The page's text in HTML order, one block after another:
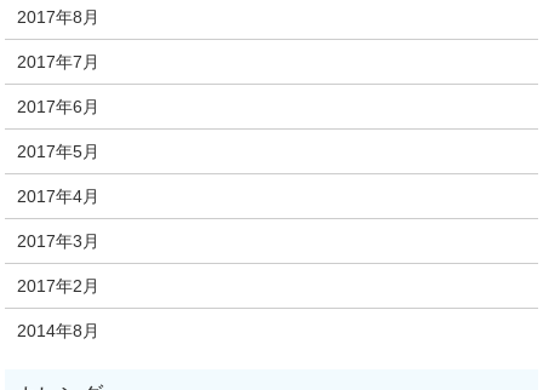
2017年8月
2017年7月
2017年6月
2017年5月
2017年4月
2017年3月
2017年2月
2014年8月